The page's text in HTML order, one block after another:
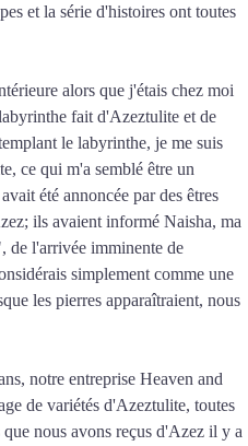
et la série d'histoires ont toutes
alors que j'étais chez moi
fait d'Azeztulite et de
le labyrinthe, je me suis
ce qui m'a semblé être un
été annoncée par des êtres
ils avaient informé Naisha, ma
de l'arrivée imminente de
simplement comme une
les pierres apparaîtraient, nous
notre entreprise Heaven and
de variétés d'Azeztulite, toutes
nous avons reçus d'Azez il y a